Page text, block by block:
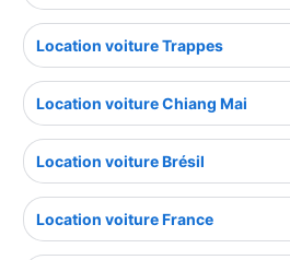
Location voiture Trappes
Location voiture Chiang Mai
Location voiture Brésil
Location voiture France